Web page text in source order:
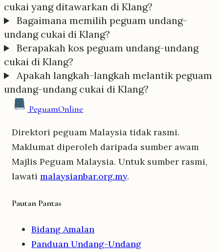
cukai yang ditawarkan di Klang?
Bagaimana memilih peguam undang-
undang cukai di Klang?
Berapakah kos peguam undang-undang
cukai di Klang?
Apakah langkah-langkah melantik peguam
undang-undang cukai di Klang?
PeguamOnline
Direktori peguam Malaysia tidak rasmi.
Maklumat diperoleh daripada sumber awam
Majlis Peguam Malaysia. Untuk sumber rasmi,
lawati malaysianbar.org.my.
Pautan Pantas
Bidang Amalan
Panduan Undang-Undang